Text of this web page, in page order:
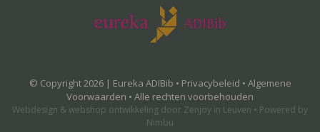
© Copyright 2026 | Eureka ADIBib • Privacybeleid • Algemene
Voorwaarden • Alle rechten voorbehouden
Webdesign & webshop ontwikkeling door Zenjoy in Leuven • Powered by
Nimbu